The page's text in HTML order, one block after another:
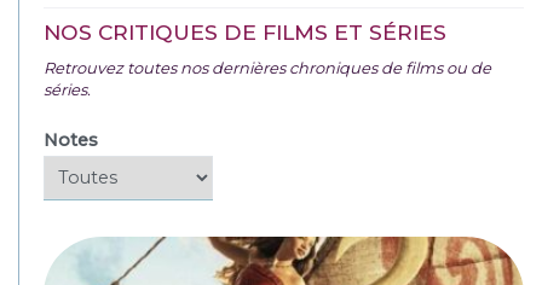
NOS CRITIQUES DE FILMS ET SÉRIES
Retrouvez toutes nos dernières chroniques de films ou de
séries.
Notes